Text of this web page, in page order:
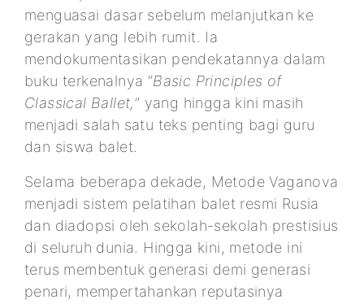
menguasai dasar sebelum melanjutkan ke
gerakan yang lebih rumit. Ia
mendokumentasikan pendekatannya dalam
buku terkenalnya “Basic Principles of
Classical Ballet,” yang hingga kini masih
menjadi salah satu teks penting bagi guru
dan siswa balet.
Selama beberapa dekade, Metode Vaganova
menjadi sistem pelatihan balet resmi Rusia
dan diadopsi oleh sekolah-sekolah prestisius
di seluruh dunia. Hingga kini, metode ini
terus membentuk generasi demi generasi
penari, mempertahankan reputasinya